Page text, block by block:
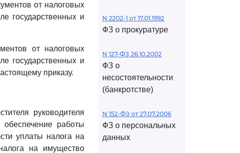
от налоговых
государственных и
от налоговых
государственных и
приказу.
руководителя
работы
уплаты налога на
на имущество
N 2202-1 от 17.01.1992
ФЗ о прокуратуре
N 127-ФЗ 26.10.2002
ФЗ о
несостоятельности
(банкротстве)
N 152-ФЗ от 27.07.2006
ФЗ о персональных
данных